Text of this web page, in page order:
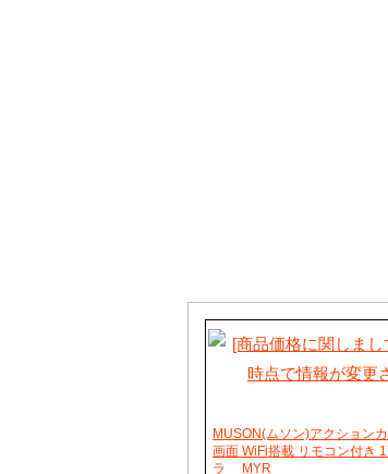
MUSON(ムソン)アクション
画面 WiFi搭載 リモコン付き
ラ MYR